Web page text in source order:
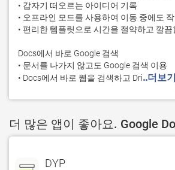
• 갑자기 떠오르는 아이디어 기록
• 오프라인 모드를 사용하여 이동 중에도
• 편리한 템플릿으로 시간을 절약하고 깔끔
Docs에서 바로 Google 검색
• 문서를 나가지 않고도 Google 검색 이용
• Docs에서 바로 웹을 검색하고 Dri..더보
더 많은 앱이 좋아요. Google
DYP